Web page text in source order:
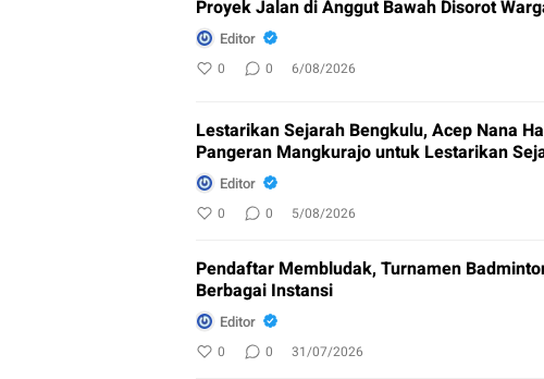
Proyek Jalan di Anggut Bawah Disorot
Editor
0 0 6/08/2026
Lestarikan Sejarah Bengkulu, Acep Nana
Pangeran Mangkurajo untuk Lestarikan
Editor
0 0 5/08/2026
Pendaftar Membludak, Turnamen
Berbagai Instansi
Editor
0 0 31/07/2026